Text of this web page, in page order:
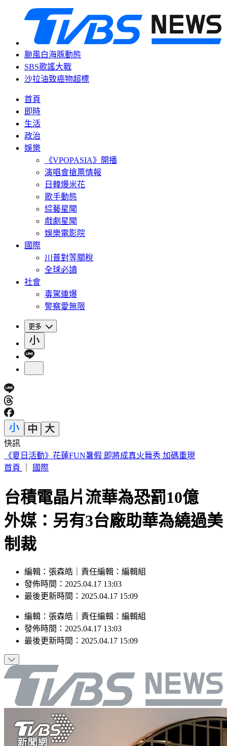
颱風白海豚動態
SBS歌謠大戰
沙拉油致癌物超標
首頁
即時
生活
政治
娛樂
《VPOPASIA》開播
演唱會搶票情報
日韓爆米花
歌手動態
綜藝星聞
戲劇星聞
娛樂電影院
國際
川普對等關稅
全球必讀
社會
毒駕連爆
警察愛無限
更多
快訊
特斯拉飆撞13車險衝入光華夜市 基金會董座「捨賓士擋劫」
首頁
國際
台積電晶片流華為恐罰10億
外媒：另有3台廠助華為繞過美
制裁
編輯：張森皓｜責任編輯：編輯組
發佈時間：2025.04.17 13:03
最後更新時間：2025.04.17 15:09
編輯 ： 張森皓 責任編輯 ： 編輯組
發佈時間： 2025.04.17 13:03
最後更新時間： 2025.04.17 15:09